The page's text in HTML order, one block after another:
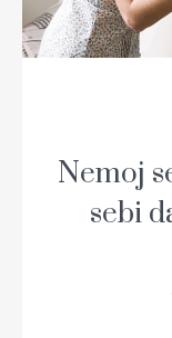
Nemoj
sebi